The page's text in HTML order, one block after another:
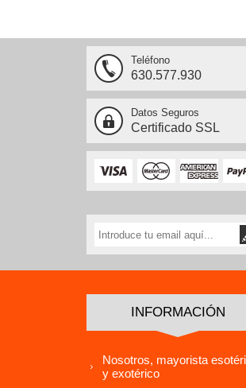
Teléfono
630.577.930
Datos Seguros
Certificado SSL
INFORMACIÓN
Nosotros, mayorista
y exotérico